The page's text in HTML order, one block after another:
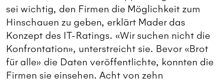
sei wichtig, den Firmen die Möglichkeit zum
Hinschauen zu geben, erklärt Mader das
Konzept des IT-Ratings. «Wir suchen nicht die
Konfrontation», unterstreicht sie. Bevor «Brot
für alle» die Daten veröffentlichte, konnten die
Firmen sie einsehen. Acht von zehn